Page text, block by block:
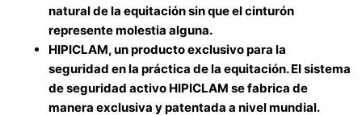
natural de la equitación sin que el cinturón
represente molestia alguna.
HIPICLAM, unproducto exclusivo para la
seguridad en la práctica de la equitación. El sistema
de seguridad activo HIPICLAM se fabrica de
manera exclusiva y patentada a nivel mundial.